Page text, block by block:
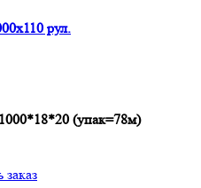
рул.
(упак=78м)